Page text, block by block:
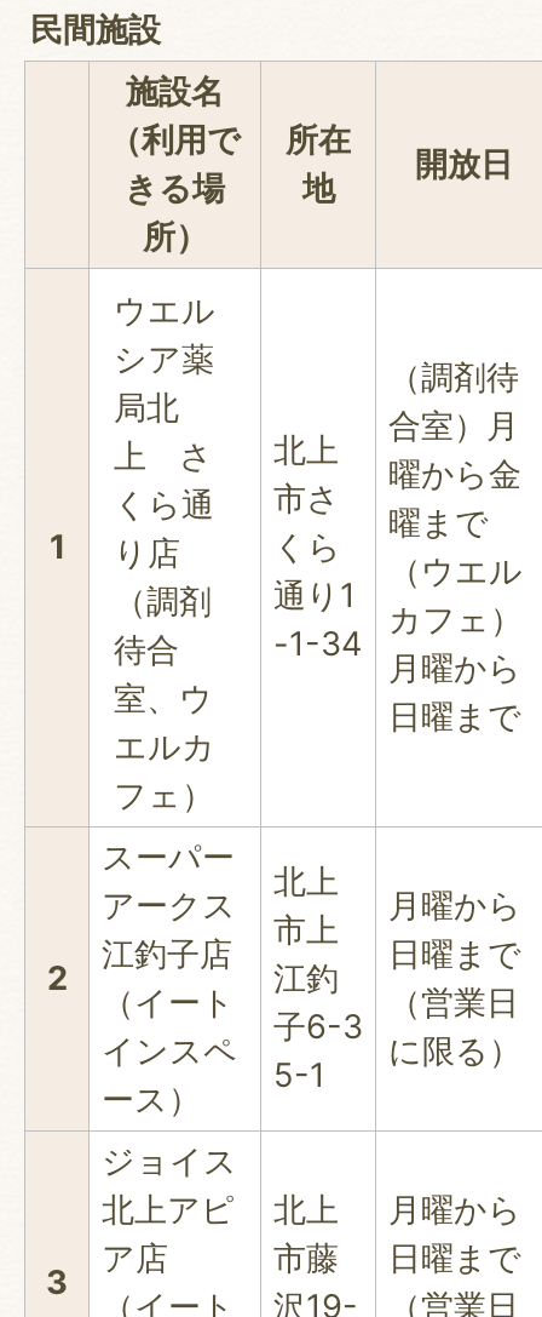
民間施設
施設名
（利用で
きる場
所）
所在
地
開放日
1
ウエル
シア薬
局北
上 さ
くら通
り店
（調剤
待合
室、ウ
エルカ
フェ）
北上
市さ
くら
通り1
-1-34
（調剤待
合室）月
曜から金
曜まで
（ウエル
カフェ）
月曜から
日曜まで
2
スーパー
アークス
江釣子店
（イート
インスペ
ース）
北上
市上
江釣
子6-3
5-1
月曜から
日曜まで
（営業日
に限る）
3
ジョイス
北上アピ
ア店
（イート
北上
市藤
沢19-
月曜から
日曜まで
（営業日